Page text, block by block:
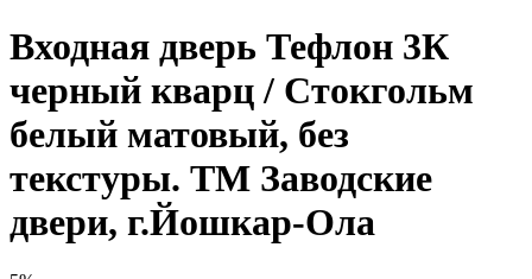
Входная дверь Тефлон 3К
черный кварц / Стокгольм
белый матовый, без
текстуры. ТМ Заводские
двери, г.Йошкар-Ола